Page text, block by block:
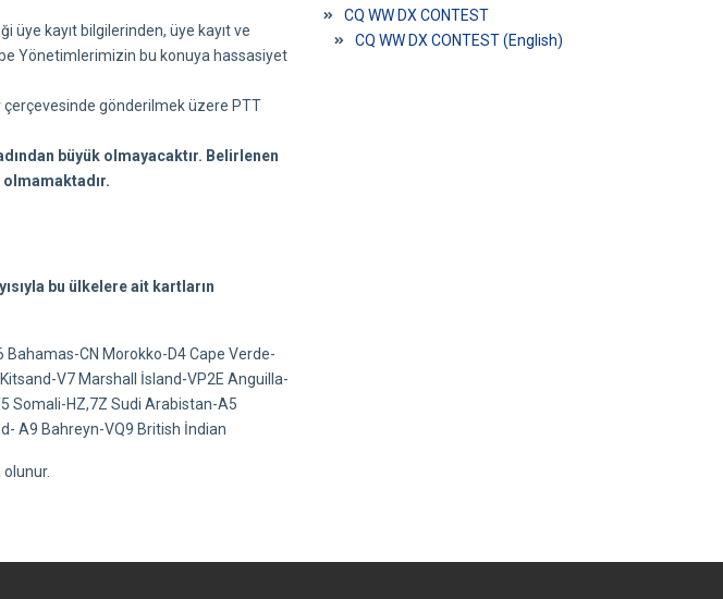
üye kayıt bilgilerinden, üye kayıt ve
Yönetimlerimizin bu konuya hassasiyet
çerçevesinde gönderilmek üzere PTT
büyük olmayacaktır. Belirlenen
bu ülkelere ait kartların
CN Morokko-D4 Cape Verde-
V7 Marshall İsland-VP2E Anguilla-
Somali-HZ,7Z Sudi Arabistan-A5
A9 Bahreyn-VQ9 British İndian
CQ WW DX CONTEST
CQ WW DX CONTEST (English)